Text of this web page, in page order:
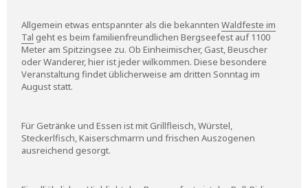
Allgemein etwas entspannter als die bekannten Waldfeste im
Tal geht es beim familienfreundlichen Bergseefest auf 1100
Meter am Spitzingsee zu. Ob Einheimischer, Gast, Beuscher
oder Wanderer, hier ist jeder wilkommen. Diese besondere
Veranstaltung findet üblicherweise am dritten Sonntag im
August statt.
Für Getränke und Essen ist mit Grillfleisch, Würstel,
Steckerlfisch, Kaiserschmarrn und frischen Auszogenen
ausreichend gesorgt.